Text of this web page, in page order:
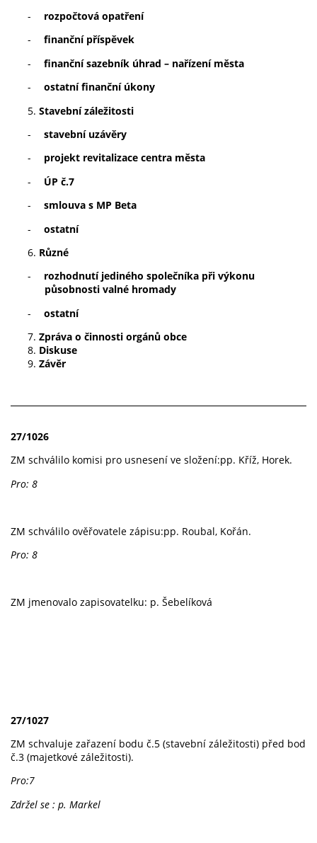
-
rozpočtová opatření
-
finanční příspěvek
-
finanční sazebník úhrad – nařízení města
-
ostatní finanční úkony
Stavební záležitosti
-
stavební uzávěry
-
projekt revitalizace centra města
-
ÚP č.7
-
smlouva s MP Beta
-
ostatní
Různé
-
rozhodnutí jediného společníka při výkonu
působnosti valné hromady
-
ostatní
Zpráva o činnosti orgánů obce
Diskuse
Závěr
27/1026
ZM schválilo komisi pro usnesení ve složení:pp. Kříž, Horek.
Pro: 8
ZM schválilo ověřovatele zápisu:pp. Roubal, Kořán.
Pro: 8
ZM jmenovalo zapisovatelku: p. Šebelíková
27/1027
ZM schvaluje zařazení bodu č.5 (stavební záležitosti) před bod
č.3 (majetkové záležitosti).
Pro:7
Zdržel se : p. Markel